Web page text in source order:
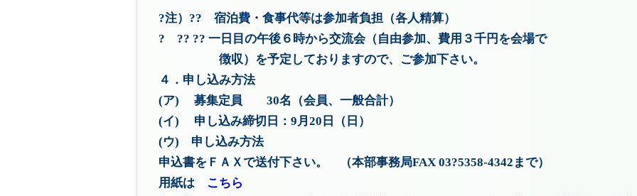
?注）?? 宿泊費・食事代等は参加者負担（各人精算）
? ?? ?? 一日目の午後６時から交流会（自由参加、費用３千円を会場で
徴収）を予定しておりますので、ご参加下さい。
４．申し込み方法
(ア) 募集定員 30名（会員、一般合計）
(イ) 申し込み締切日：9月20日（日）
(ウ) 申し込み方法
申込書をＦＡＸで送付下さい。 （本部事務局FAX 03?5358-4342まで）
用紙は
こちら